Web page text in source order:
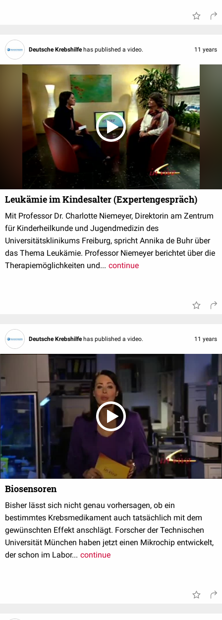
Deutsche Krebshilfe has published a video. 11 years
Leukämie im Kindesalter (Expertengespräch)
Mit Professor Dr. Charlotte Niemeyer, Direktorin am Zentrum
für Kinderheilkunde und Jugendmedizin des
Universitätsklinikums Freiburg, spricht Annika de Buhr über
das Thema Leukämie. Professor Niemeyer berichtet über die
Therapiemöglichkeiten und... continue
Deutsche Krebshilfe has published a video. 11 years
Biosensoren
Bisher lässt sich nicht genau vorhersagen, ob ein
bestimmtes Krebsmedikament auch tatsächlich mit dem
gewünschten Effekt anschlägt. Forscher der Technischen
Universität München haben jetzt einen Mikrochip entwickelt,
der schon im Labor... continue